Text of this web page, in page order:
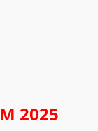
2025